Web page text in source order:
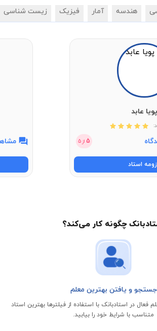
هندسه آمار فیزیک زیست شناسی
پویا عابد
5 از 5
استاد
مشاهده
چگونه کار می‌کند؟
جستجو و یافتن بهترین معلم
بیش از ۴۰۰۰ معلم فعال در استادبانک با استفاده از فیلتر‌ها بهترین استاد
متناسب با شرایط خود را بیابید.